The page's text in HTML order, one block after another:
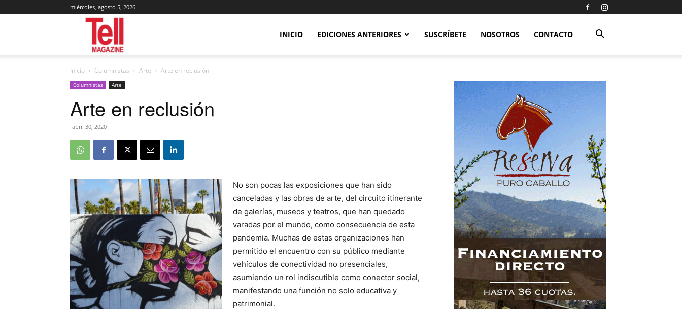
miércoles, agosto 5, 2026
Magazine
INICIO EDICIONES ANTERIORES SUSCRÍBETE NOSOTROS CONTACTO
Inicio Columnistas Arte Arte en reclusión
Columnistas Arte
Arte en reclusión
abril 30, 2020
No son pocas las exposiciones que han sido
canceladas y las obras de arte, del circuito itinerante
de galerías, museos y teatros, que han quedado
varadas por el mundo, como consecuencia de esta
pandemia. Muchas de estas organizaciones han
permitido el encuentro con su público mediante
vehículos de conectividad no presenciales,
asumiendo un rol indiscutible como conector social,
manifestando una función no solo educativa y
patrimonial.